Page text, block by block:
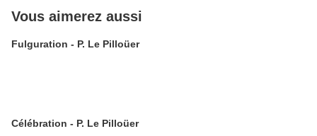
Vous aimerez aussi
Fulguration - P. Le Pilloüer
Célébration - P. Le Pilloüer